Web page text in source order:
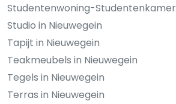
Studentenwoning-Studentenkamer
Studio in Nieuwegein
Tapijt in Nieuwegein
Teakmeubels in Nieuwegein
Tegels in Nieuwegein
Terras in Nieuwegein